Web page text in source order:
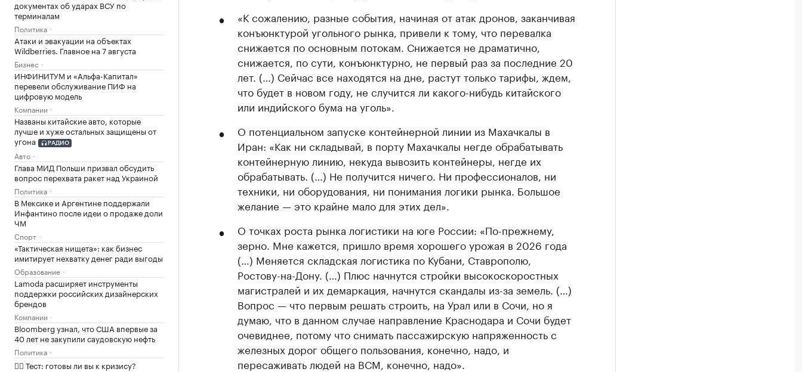
документах об ударах ВСУ по
терминалам
Политика
Атаки и эвакуации на объектах
Wildberries. Главное на 7 августа
Бизнес
ИНФИНИТУМ и «Альфа-Капитал»
перевели обслуживание ПИФ на
цифровую модель
Компании
Названы китайские авто, которые
лучше и хуже остальных защищены от
угона
РАДИО
Авто
Глава МИД Польши призвал обсудить
вопрос перехвата ракет над Украиной
Политика
В Мексике и Аргентине поддержали
Инфантино после идеи о продаже доли
ЧМ
Спорт
«Тактическая нищета»: как бизнес
имитирует нехватку денег ради выгоды
Образование
Lamoda расширяет инструменты
поддержки российских дизайнерских
брендов
Компании
Bloomberg узнал, что США впервые за
40 лет не закупили саудовскую нефть
Политика
✍🏻 Тест: готовы ли вы к кризису?
«К сожалению, разные события, начиная от атак дронов, заканчивая
конъюнктурой угольного рынка, привели к тому, что перевалка
снижается по основным потокам. Снижается не драматично,
снижается, по сути, конъюнктурно, не первый раз за последние 20
лет. (…) Сейчас все находятся на дне, растут только тарифы, ждем,
что будет в новом году, не случится ли какого-нибудь китайского
или индийского бума на уголь».
О потенциальном запуске контейнерной линии из Махачкалы в
Иран: «Как ни складывай, в порту Махачкалы негде обрабатывать
контейнерную линию, некуда вывозить контейнеры, негде их
обрабатывать. (…) Не получится ничего. Ни профессионалов, ни
техники, ни оборудования, ни понимания логики рынка. Большое
желание — это крайне мало для этих дел».
О точках роста рынка логистики на юге России: «По-прежнему,
зерно. Мне кажется, пришло время хорошего урожая в 2026 года
(…) Меняется складская логистика по Кубани, Ставрополю,
Ростову-на-Дону. (…) Плюс начнутся стройки высокоскоростных
магистралей и их демаркация, начнутся скандалы из-за земель. (…)
Вопрос — что первым решать строить, на Урал или в Сочи, но я
думаю, что в данном случае направление Краснодара и Сочи будет
очевиднее, потому что снимать пассажирскую напряженность с
железных дорог общего пользования, конечно, надо, и
пересаживать людей на ВСМ, конечно, надо».